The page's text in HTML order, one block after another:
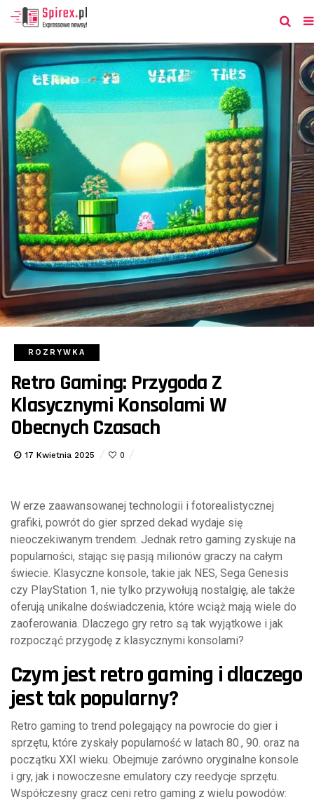
ROZRYWKA
Retro Gaming: Przygoda Z
Klasycznymi Konsolami W
Obecnych Czasach
17 Kwietnia 2025 0
W erze zaawansowanej technologii i fotorealistycznej
grafiki, powrót do gier sprzed dekad wydaje się
nieoczekiwanym trendem. Jednak retro gaming zyskuje na
popularności, stając się pasją milionów graczy na całym
świecie. Klasyczne konsole, takie jak NES, Sega Genesis
czy PlayStation 1, nie tylko przywołują nostalgię, ale także
oferują unikalne doświadczenia, które wciąż mają wiele do
zaoferowania. Dlaczego gry retro są tak wyjątkowe i jak
rozpocząć przygodę z klasycznymi konsolami?
Czym jest retro gaming i dlaczego
jest tak popularny?
Retro gaming to trend polegający na powrocie do gier i
sprzętu, które zyskały popularność w latach 80., 90. oraz na
początku XXI wieku. Obejmuje zarówno oryginalne konsole
i gry, jak i nowoczesne emulatory czy reedycje sprzętu.
Współczesny gracz ceni retro gaming z wielu powodów: